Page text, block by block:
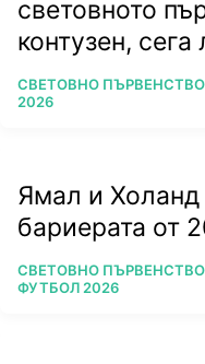
световното
контузен,
ПОВЕЧЕ ОТ
СВЕТОВНО
2026
Ямал и Холанд
бариерата от
ПОВЕЧЕ ОТ
СВЕТОВНО
ФУТБОЛ 2026